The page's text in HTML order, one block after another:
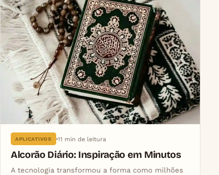
APLICATIVOS 11 min de leitura
Alcorão Diário: Inspiração em Minutos
A tecnologia transformou a forma como milhões